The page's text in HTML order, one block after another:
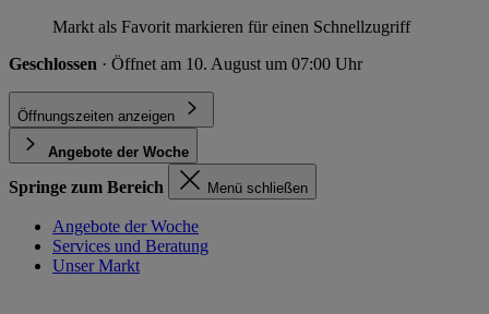
Markt als Favorit markieren für einen Schnellzugriff
Geschlossen · Öffnet am 10. August um 07:00 Uhr
Öffnungszeiten anzeigen
Angebote der Woche
Springe zum Bereich Menü schließen
Angebote der Woche
Services und Beratung
Unser Markt